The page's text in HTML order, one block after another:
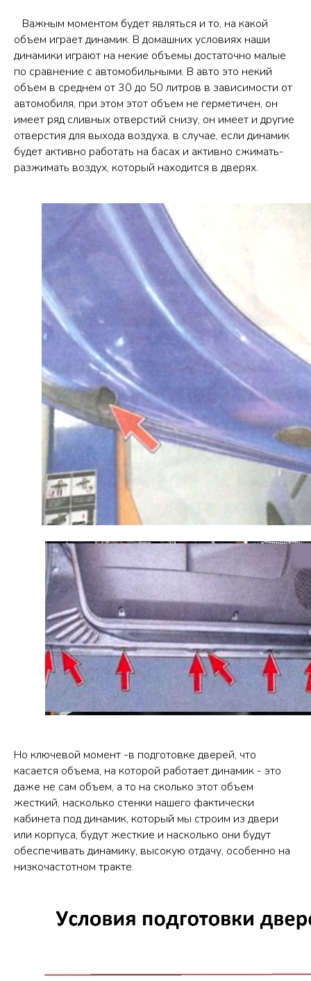
Важным моментом будет являться и то, на какой
объем играет динамик. В домашних условиях наши
динамики играют на некие объемы достаточно малые
по сравнение с автомобильными. В авто это некий
объем в среднем от 30 до 50 литров в зависимости от
автомобиля, при этом этот объем не герметичен, он
имеет ряд сливных отверстий снизу, он имеет и другие
отверстия для выхода воздуха, в случае, если динамик
будет активно работать на басах и активно сжимать-
разжимать воздух, который находится в дверях.
Но ключевой момент -в подготовке дверей, что
касается объема, на которой работает динамик - это
даже не сам объем, а то на сколько этот объем
жесткий, насколько стенки нашего фактически
кабинета под динамик, который мы строим из двери
или корпуса, будут жесткие и насколько они будут
обеспечивать динамику, высокую отдачу, особенно на
низкочастотном тракте.